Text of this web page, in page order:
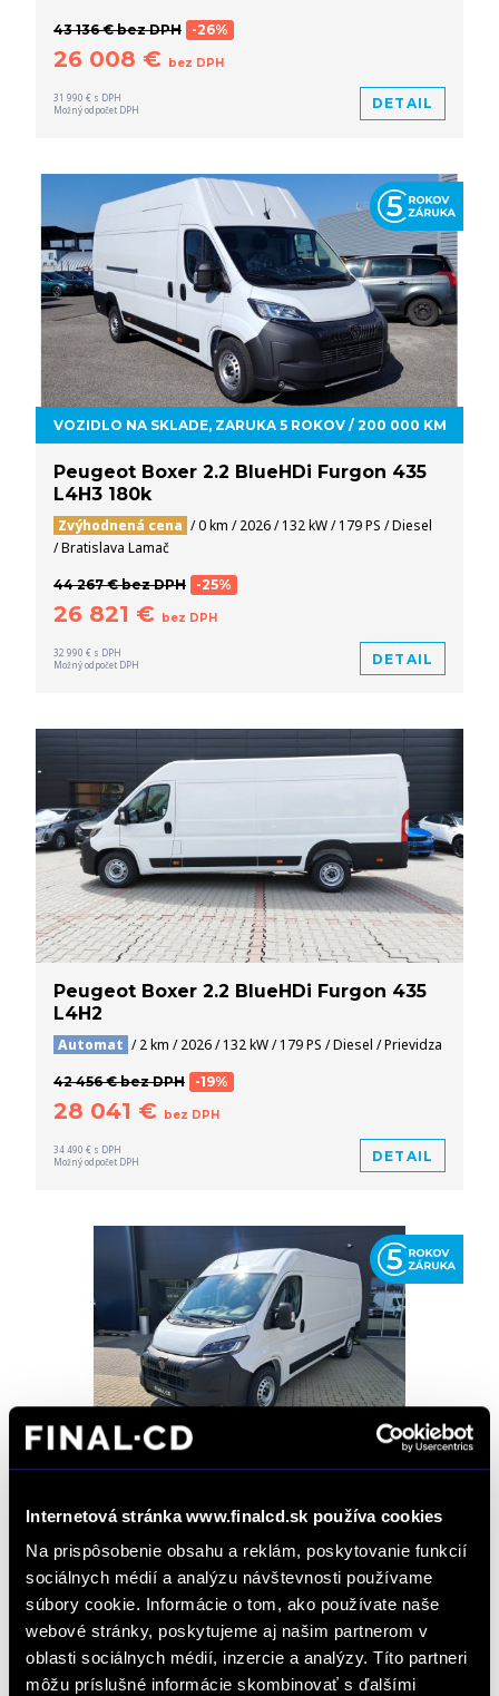
Internetová stránka www.finalcd.sk používa cookies
Na prispôsobenie obsahu a reklám, poskytovanie funkcií
sociálnych médií a analýzu návštevnosti používame
súbory cookie. Informácie o tom, ako používate naše
webové stránky, poskytujeme aj našim partnerom v
oblasti sociálnych médií, inzercie a analýzy. Títo partneri
môžu príslušné informácie skombinovať s ďalšími
43 136 € bez DPH -26%
26 008 € bez DPH
31 990 € s DPH
Možný odpočet DPH
DETAIL
VOZIDLO NA SKLADE, ZARUKA 5 ROKOV / 200 000 KM
Peugeot Boxer 2.2 BlueHDi Furgon 435
L4H3 180k
Zvýhodnená cena / 0 km / 2026 / 132 kW / 179 PS / Diesel
/ Bratislava Lamač
44 267 € bez DPH -25%
26 821 € bez DPH
32 990 € s DPH
Možný odpočet DPH
DETAIL
Peugeot Boxer 2.2 BlueHDi Furgon 435
L4H2
Automat / 2 km / 2026 / 132 kW / 179 PS / Diesel / Prievidza
42 456 € bez DPH -19%
28 041 € bez DPH
34 490 € s DPH
Možný odpočet DPH
DETAIL
Peugeot Boxer 2,2 HDi Furgon L3H2
Automat / 2 km / 2026 / 132 kW / 179 PS / Diesel / Prievidza
27 390 €bez DPH
33 690 € s DPH
DETAIL